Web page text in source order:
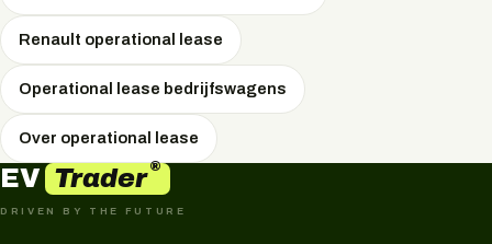
Renault operational lease
Operational lease bedrijfswagens
Over operational lease
EV Trader®
DRIVEN BY THE FUTURE